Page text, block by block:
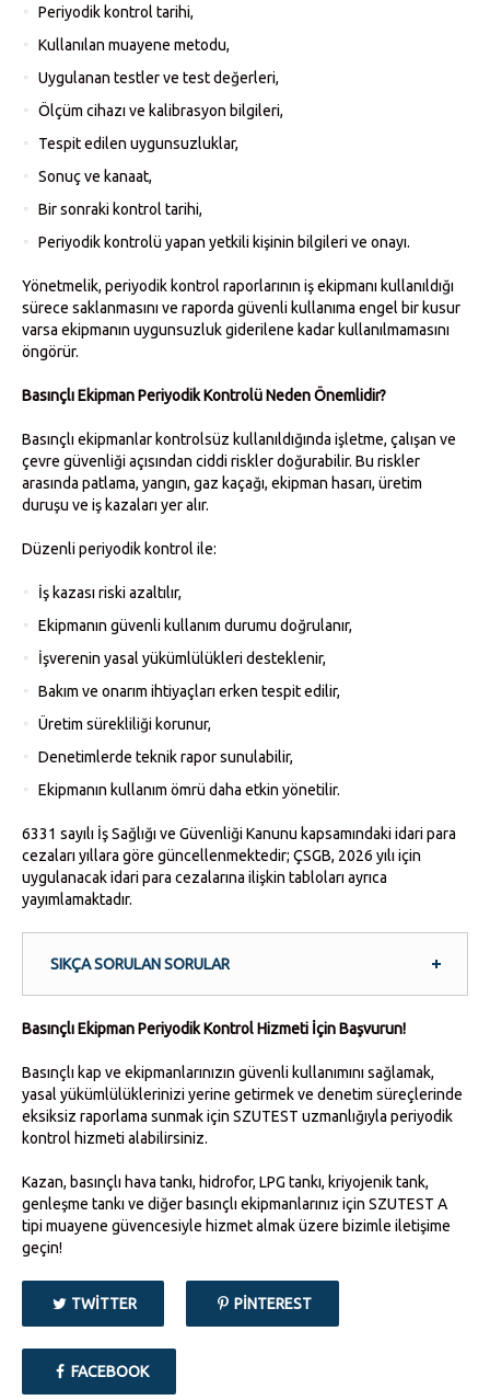
Periyodik kontrol tarihi,
Kullanılan muayene metodu,
Uygulanan testler ve test değerleri,
Ölçüm cihazı ve kalibrasyon bilgileri,
Tespit edilen uygunsuzluklar,
Sonuç ve kanaat,
Bir sonraki kontrol tarihi,
Periyodik kontrolü yapan yetkili kişinin bilgileri ve onayı.
Yönetmelik, periyodik kontrol raporlarının iş ekipmanı kullanıldığı
sürece saklanmasını ve raporda güvenli kullanıma engel bir kusur
varsa ekipmanın uygunsuzluk giderilene kadar kullanılmamasını
öngörür.
Basınçlı Ekipman Periyodik Kontrolü Neden Önemlidir?
Basınçlı ekipmanlar kontrolsüz kullanıldığında işletme, çalışan ve
çevre güvenliği açısından ciddi riskler doğurabilir. Bu riskler
arasında patlama, yangın, gaz kaçağı, ekipman hasarı, üretim
duruşu ve iş kazaları yer alır.
Düzenli periyodik kontrol ile:
İş kazası riski azaltılır,
Ekipmanın güvenli kullanım durumu doğrulanır,
İşverenin yasal yükümlülükleri desteklenir,
Bakım ve onarım ihtiyaçları erken tespit edilir,
Üretim sürekliliği korunur,
Denetimlerde teknik rapor sunulabilir,
Ekipmanın kullanım ömrü daha etkin yönetilir.
6331 sayılı İş Sağlığı ve Güvenliği Kanunu kapsamındaki idari para
cezaları yıllara göre güncellenmektedir; ÇSGB, 2026 yılı için
uygulanacak idari para cezalarına ilişkin tabloları ayrıca
yayımlamaktadır.
SIKÇA SORULAN SORULAR
Basınçlı Ekipman Periyodik Kontrol Hizmeti İçin Başvurun!
Basınçlı kap ve ekipmanlarınızın güvenli kullanımını sağlamak,
yasal yükümlülüklerinizi yerine getirmek ve denetim süreçlerinde
eksiksiz raporlama sunmak için SZUTEST uzmanlığıyla periyodik
kontrol hizmeti alabilirsiniz.
Kazan, basınçlı hava tankı, hidrofor, LPG tankı, kriyojenik tank,
genleşme tankı ve diğer basınçlı ekipmanlarınız için SZUTEST A
tipi muayene güvencesiyle hizmet almak üzere bizimle iletişime
geçin!
TWITTER PINTEREST
FACEBOOK